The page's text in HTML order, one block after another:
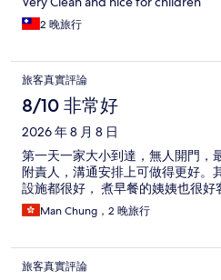
2 晚旅行
旅客真實評論
8/10 非常好
2026 年 8 月 8 日
第一天一家大小到達，無人開門，
附責人，溝通安排上可做得更好。
設施都很好， 煮早餐的姨姨也很好
Man Chung，2 晚旅行
旅客真實評論